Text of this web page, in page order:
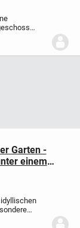
oder
Garten -
einem